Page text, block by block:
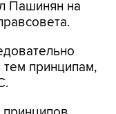
Пашинян на
тем принципам,